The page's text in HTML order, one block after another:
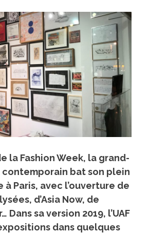
la Fashion Week, la grand-
contemporain bat son plein
Paris, avec l’ouverture de
d’Asia Now, de
Dans sa version 2019, l’UAF
dans quelques